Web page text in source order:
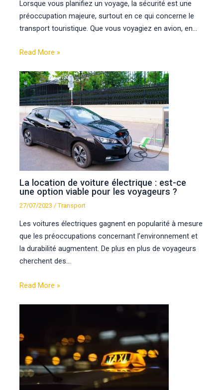
Lorsque vous planifiez un voyage, la sécurité est une
préoccupation majeure, surtout en ce qui concerne le
transport touristique. Que vous voyagiez en avion, en…
Read More »
La location de voiture électrique : est-ce
une option viable pour les voyageurs ?
27/07/2023 /Transport
Les voitures électriques gagnent en popularité à mesure
que les préoccupations concernant l’environnement et
la durabilité augmentent. De plus en plus de voyageurs
cherchent des…
Read More »